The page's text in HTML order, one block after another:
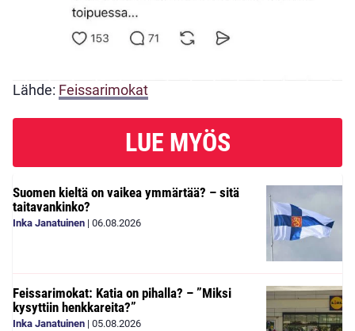
Lähde: Feissarimokat
LUE MYÖS
Suomen kieltä on vaikea ymmärtää? – sitä
taitavankinko?
Inka Janatuinen | 06.08.2026
Feissarimokat: Katia on pihalla? – ”Miksi
kysyttiin henkkareita?”
Inka Janatuinen | 05.08.2026